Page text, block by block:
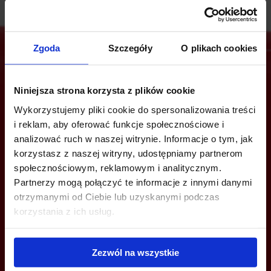
Zgoda Szczegóły O plikach cookies
Niniejsza strona korzysta z plików cookie
Wykorzystujemy pliki cookie do spersonalizowania treści
i reklam, aby oferować funkcje społecznościowe i
analizować ruch w naszej witrynie. Informacje o tym, jak
korzystasz z naszej witryny, udostępniamy partnerom
społecznościowym, reklamowym i analitycznym.
Partnerzy mogą połączyć te informacje z innymi danymi
otrzymanymi od Ciebie lub uzyskanymi podczas
korzystania z ich usług.
Zezwól na wszystkie
Jesteś zainteresowany tą ofertą?
ZADZWOŃ I DOWIEDZ SIĘ WIĘCEJ
Małgorzata Arseniuk
+48 668 280 229
malgorzata.arseniuk@jll.com
Milena Lewandowska